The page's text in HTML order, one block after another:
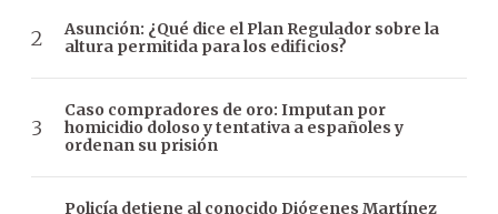
Asunción: ¿Qué dice el Plan Regulador sobre la
altura permitida para los edificios?
Caso compradores de oro: Imputan por
homicidio doloso y tentativa a españoles y
ordenan su prisión
Policía detiene al conocido Diógenes Martínez